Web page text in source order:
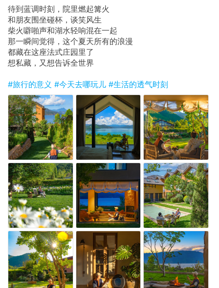
待到蓝调时刻，院里燃起篝火
和朋友围坐碰杯，谈笑风生
柴火噼啪声和湖水轻响混在一起
那一瞬间觉得，这个夏天所有的浪漫
都藏在这座法式庄园里了
想私藏，又想告诉全世界
#旅行的意义 #今天去哪玩儿 #生活的透气时刻